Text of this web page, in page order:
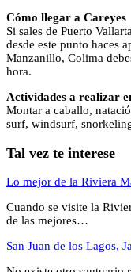
Cómo llegar a Careyes
Si sales de Puerto
desde este punto haces
Manzanillo, Colima
hora.
Actividades a realizar
Montar a caballo,
surf, windsurf,
Tal vez te interese
Lo mejor de la Riviera
Cuando se visite la
de las mejores…
San Juan de los Lagos,